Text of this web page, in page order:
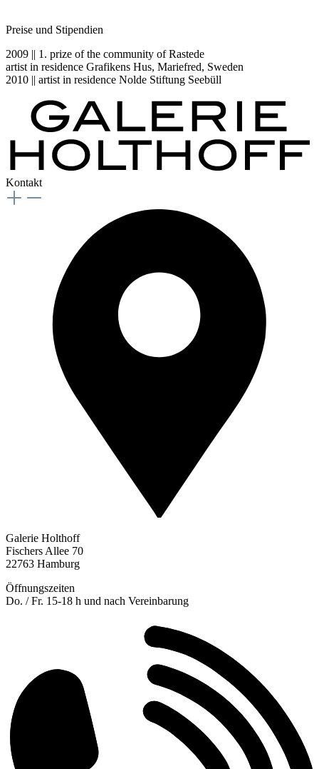
Preise und Stipendien
2009 || 1. prize of the community of Rastede
artist in residence Grafikens Hus, Mariefred, Sweden
2010 || artist in residence Nolde Stiftung Seebüll
Kontakt
Galerie Holthoff
Fischers Allee 70
22763 Hamburg
Öffnungszeiten
Do. / Fr. 15-18 h und nach Vereinbarung